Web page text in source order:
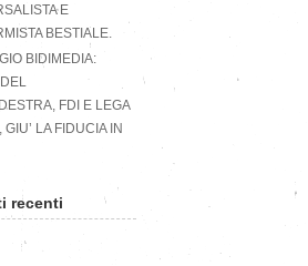
E
BESTIALE.
BIDIMEDIA:
FDI E LEGA
GIU’ LA FIDUCIA IN
recenti